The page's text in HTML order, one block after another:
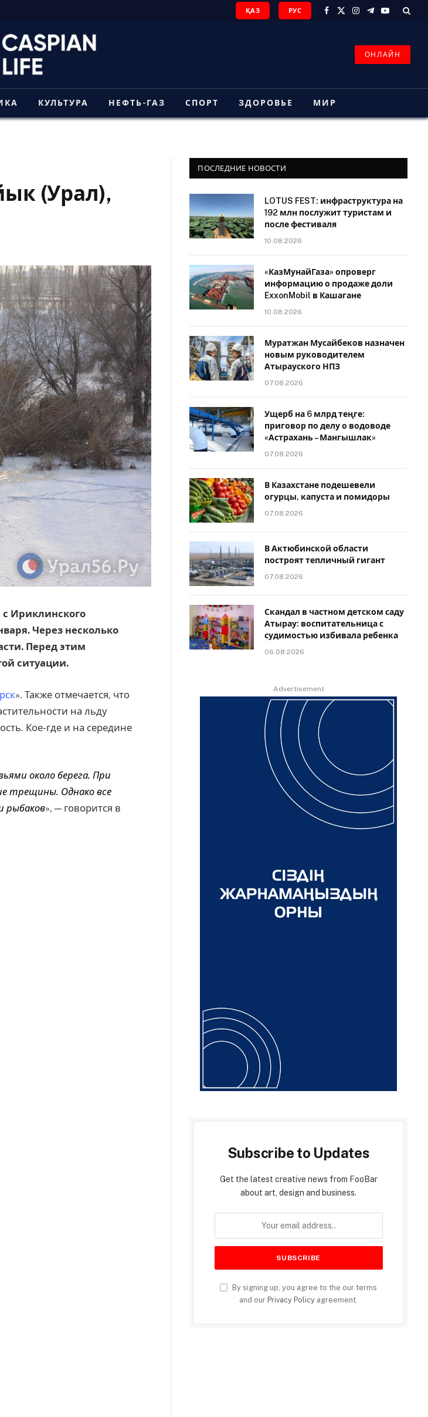
ҚАЗ РУС
Facebook
X
Instagram
Telegram
YouTube
ОНЛАЙН
КУЛЬТУРА НЕФТЬ-ГАЗ СПОРТ ЗДОРОВЬЕ МИР
(Урал),
с Ириклинского
Через несколько
Перед этим
ситуации.
». Также отмечается, что
на льду
Кое-где и на середине
около берега. При
трещины. Однако все
рыбаков», — говорится в
ПОСЛЕДНИЕ НОВОСТИ
LOTUS FEST: инфраструктура на
192 млн послужит туристам и
после фестиваля
10.08.2026
«КазМунайГаза» опроверг
информацию о продаже доли
ExxonMobil в Кашагане
10.08.2026
Муратжан Мусайбеков назначен
новым руководителем
Атырауского НПЗ
07.08.2026
Ущерб на 6 млрд теңге:
приговор по делу о водоводе
«Астрахань – Мангышлак»
07.08.2026
В Казахстане подешевели
огурцы, капуста и помидоры
07.08.2026
В Актюбинской области
построят тепличный гигант
07.08.2026
Скандал в частном детском саду
Атырау: воспитательница с
судимостью избивала ребенка
06.08.2026
Advertisement
Subscribe to Updates
Get the latest creative news from FooBar
about art, design and business.
By signing up, you agree to the our terms
and our Privacy Policy agreement.